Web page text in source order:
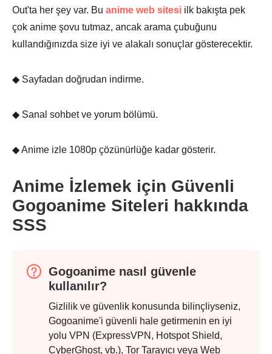
Out'ta her şey var. Bu anime web sitesi ilk bakışta pek
çok anime şovu tutmaz, ancak arama çubuğunu
kullandığınızda size iyi ve alakalı sonuçlar gösterecektir.
◆ Sayfadan doğrudan indirme.
◆ Sanal sohbet ve yorum bölümü.
◆ Anime izle 1080p çözünürlüğe kadar gösterir.
Anime İzlemek için Güvenli
Gogoanime Siteleri hakkında
SSS
Gogoanime nasıl güvenle
kullanılır?
Gizlilik ve güvenlik konusunda bilinçliyseniz,
Gogoanime'i güvenli hale getirmenin en iyi
yolu VPN (ExpressVPN, Hotspot Shield,
CyberGhost, vb.), Tor Tarayıcı veya Web